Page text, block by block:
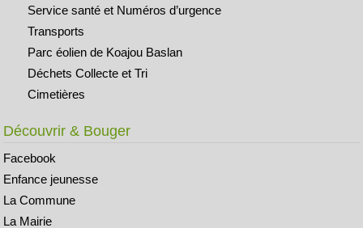
Service santé et Numéros d’urgence
Transports
Parc éolien de Koajou Baslan
Déchets Collecte et Tri
Cimetières
Découvrir & Bouger
Facebook
Enfance jeunesse
La Commune
La Mairie